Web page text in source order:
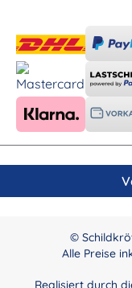
©
Alle Preise
Realisiert durch